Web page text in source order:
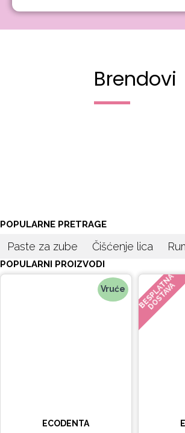
Brendovi
POPULARNE PRETRAGE
Paste za zube Čišćenje lica
POPULARNI PROIZVODI
Vruće
ECODENTA
BESPLATNA
DOSTAVA